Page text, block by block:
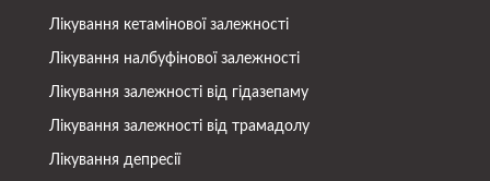
Лікування кетамінової залежності
Лікування налбуфінової залежності
Лікування залежності від гідазепаму
Лікування залежності від трамадолу
Лікування депресії